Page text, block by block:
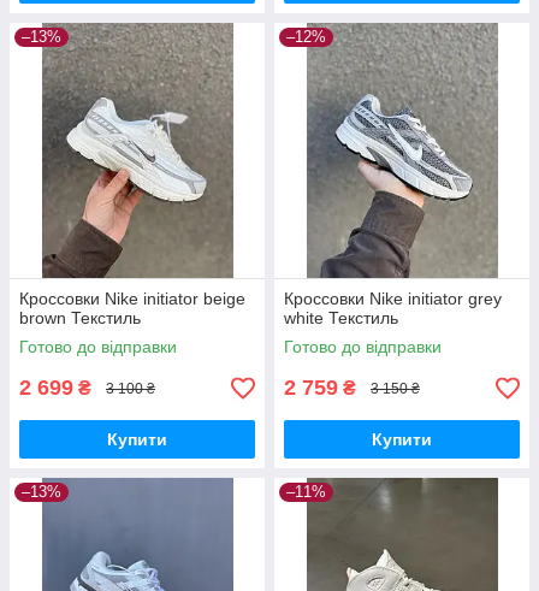
–13%
Кроссовки Nike initiator beige
brown Текстиль
Готово до відправки
2 699 ₴ 3 100 ₴
Купити
–12%
Кроссовки Nike initiator grey
white Текстиль
Готово до відправки
2 759 ₴ 3 150 ₴
Купити
–13% –11%